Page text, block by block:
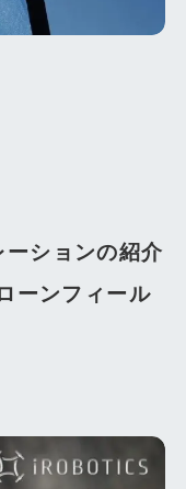
ーションの紹介
ーンフィール